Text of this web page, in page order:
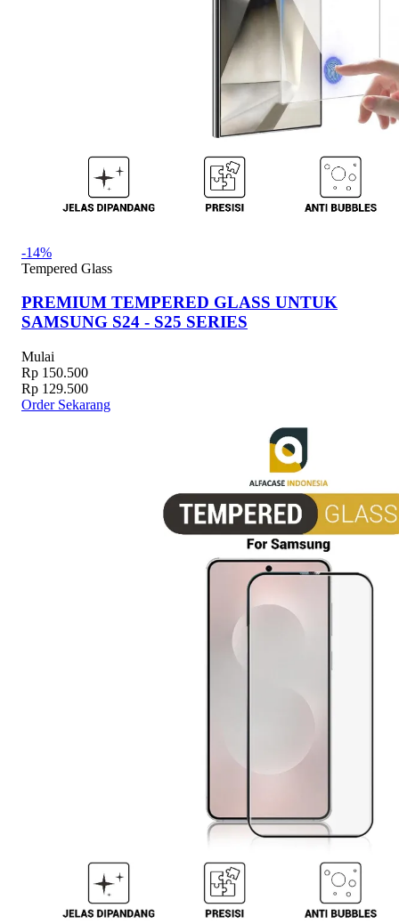
-14%
Tempered Glass
PREMIUM TEMPERED GLASS UNTUK
SAMSUNG S24 - S25 SERIES
Mulai
Rp 150.500
Rp 129.500
Order Sekarang